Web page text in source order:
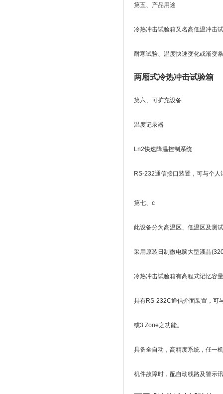
第五、产品用途
冷热冲击试验箱又名高低温冲击
耐寒试验、温度快速变化或渐变
两厢式冷热冲击试验箱
第六、可扩充设备
温度记录器
Ln2快速降温控制系统
RS-232通信接口装置，可与个
第七、c
此设备分为高温区、低温区及测
采用原装日制微电脑大型液晶
冷热冲击试验箱有高程式记忆容
具有RS-232C通信介面装置，可
或3 Zone之功能。
具备全自动，高精度系统，任一
机件故障时，配自动线路及警示